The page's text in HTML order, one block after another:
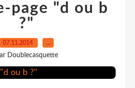
page "d ou b
?"
07.11.2014 …
Doublecasquette